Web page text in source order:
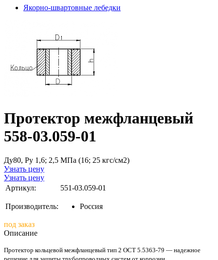
Якорно-швартовные лебедки
Протектор межфланцевый
558-03.059-01
Ду80, Ру 1,6; 2,5 МПа (16; 25 кгс/см2)
Узнать цену
Узнать цену
Артикул:
551-03.059-01
Производитель: Россия
под заказ
Описание
Протектор кольцевой межфланцевый тип 2 ОСТ 5.5363-79 — надежное